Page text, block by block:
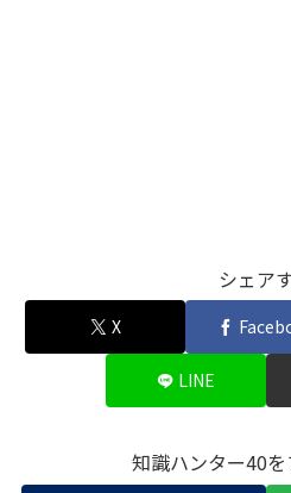
シェア
X
LINE
知識ハンター40